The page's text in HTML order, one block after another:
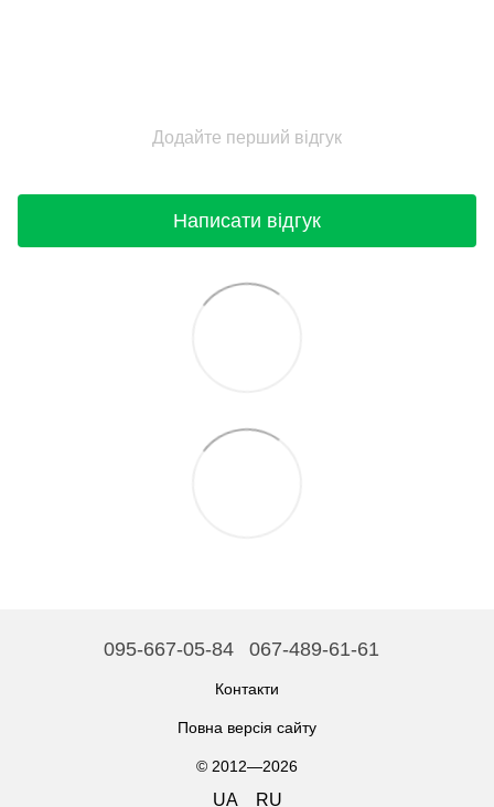
Додайте перший відгук
Написати відгук
095-667-05-84 067-489-61-61
Контакти
Повна версія сайту
© 2012—2026
UA RU